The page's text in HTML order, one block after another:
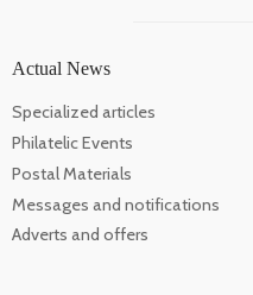
Actual News
Specialized articles
Philatelic Events
Postal Materials
Messages and notifications
Adverts and offers